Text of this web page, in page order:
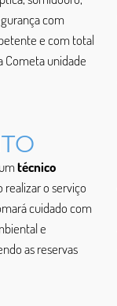
com
e com total
Cometa unidade
técnico
realizar o serviço
cuidado com
e
as reservas